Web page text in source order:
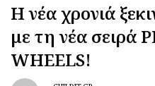
Η νέα χρονιά
με τη νέα σειρά
WHEELS!